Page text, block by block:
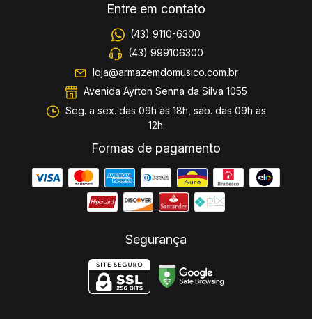
Entre em contato
(43) 9110-6300
(43) 999106300
loja@armazemdomusico.com.br
Avenida Ayrton Senna da Silva 1055
Seg. a sex. das 09h às 18h, sab. das 09h às
12h
Formas de pagamento
Segurança